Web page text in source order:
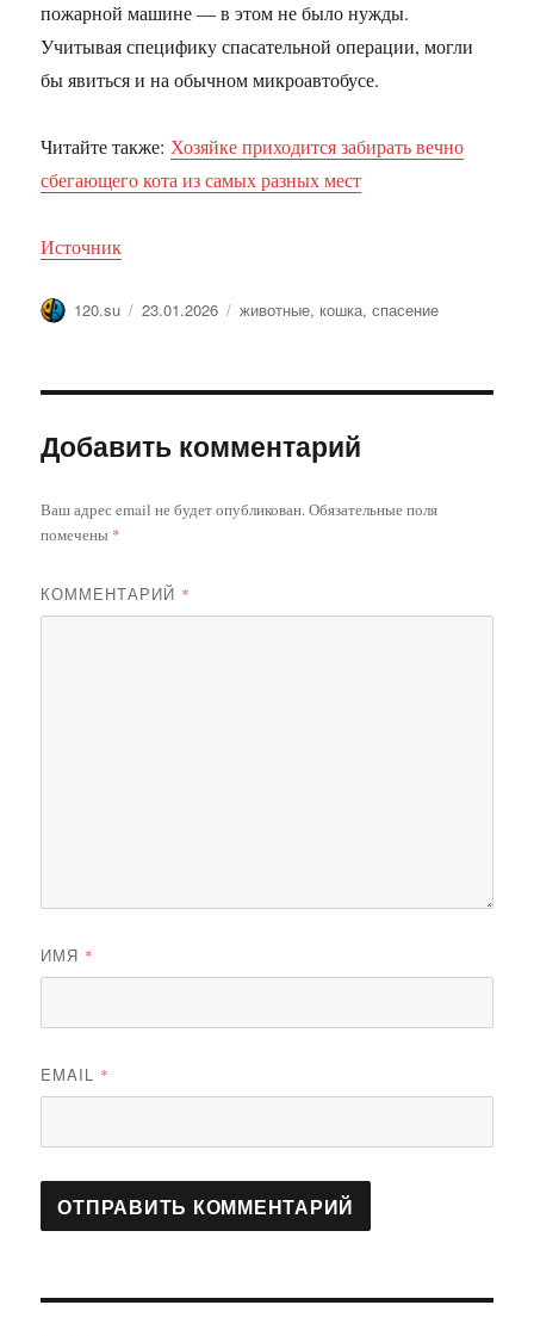
пожарной машине — в этом не было нужды.
Учитывая специфику спасательной операции, могли
бы явиться и на обычном микроавтобусе.
Читайте также: Хозяйке приходится забирать вечно
сбегающего кота из самых разных мест
Источник
Автор
120.su Опубликовано
23.01.2026 Метки
животные, кошка,спасение
Добавить комментарий
Ваш адрес email не будет опубликован.Обязательные поля
помечены *
КОММЕНТАРИЙ *
ИМЯ *
EMAIL *